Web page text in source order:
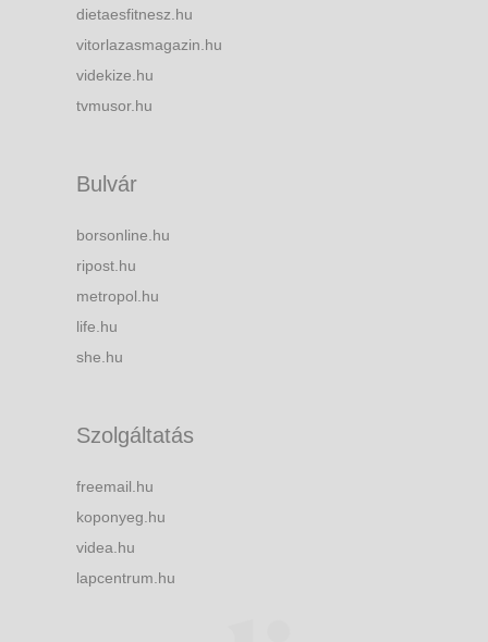
dietaesfitnesz.hu
vitorlazasmagazin.hu
videkize.hu
tvmusor.hu
Bulvár
borsonline.hu
ripost.hu
metropol.hu
life.hu
she.hu
Szolgáltatás
freemail.hu
koponyeg.hu
videa.hu
lapcentrum.hu